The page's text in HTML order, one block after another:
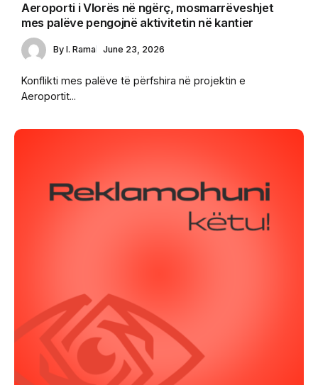
Aeroporti i Vlorës në ngërç, mosmarrëveshjet
mes palëve pengojnë aktivitetin në kantier
By I. Rama June 23, 2026
Konflikti mes palëve të përfshira në projektin e
Aeroportit...